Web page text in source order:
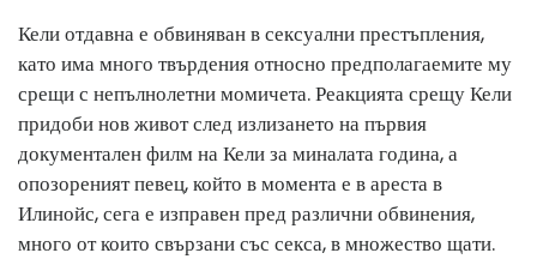
Кели отдавна е обвиняван в сексуални престъпления,
като има много твърдения относно предполагаемите му
срещи с непълнолетни момичета. Реакцията срещу Кели
придоби нов живот след излизането на първия
документален филм на Кели за миналата година, а
опозореният певец, който в момента е в ареста в
Илинойс, сега е изправен пред различни обвинения,
много от които свързани със секса, в множество щати.